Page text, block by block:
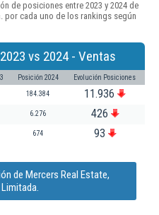
de posiciones entre 2023 y 2024 de
por cada uno de los rankings según
vs 2024 - Ventas
Posición 2024 Evolución Posiciones
184.384 11.936
6.276 426
674 93
de Mercers Real Estate,